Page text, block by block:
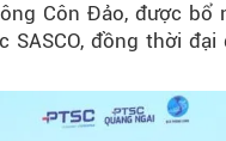
Côn Đảo, được bổ
SASCO, đồng thời đại